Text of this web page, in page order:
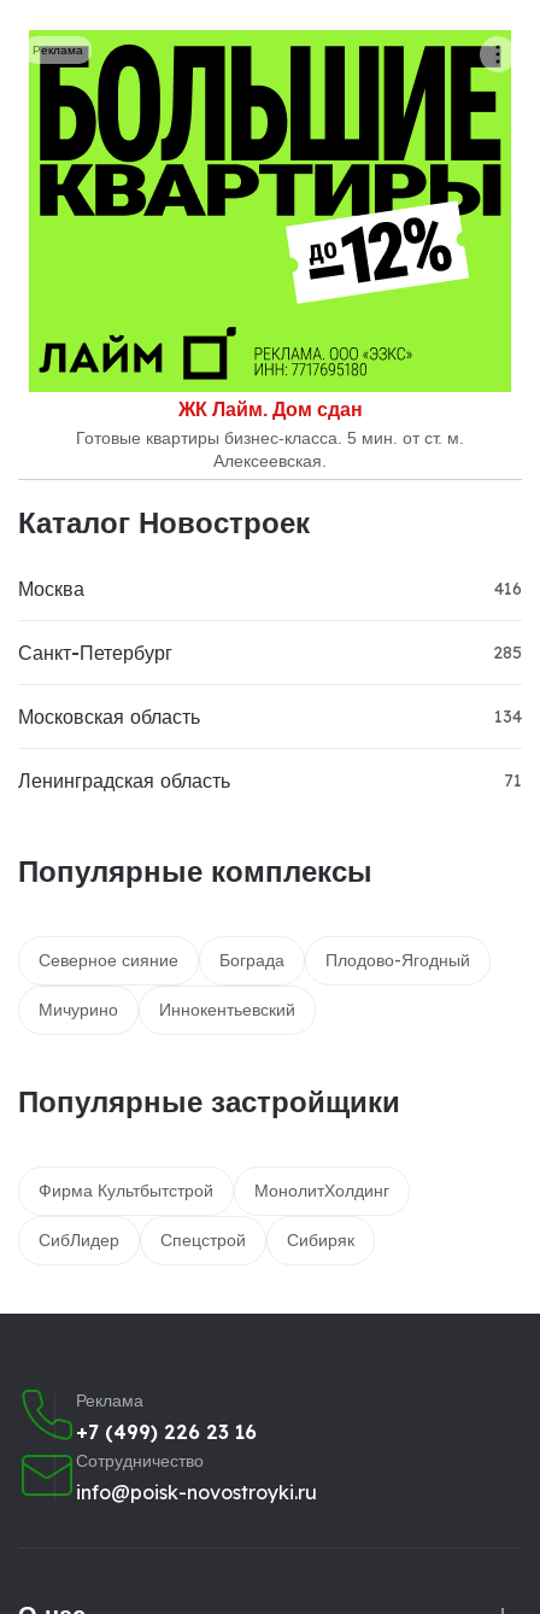
ЖК Лайм. Дом сдан
Готовые квартиры бизнес-класса. 5 мин. от ст. м.
Алексеевская.
Реклама
Каталог Новостроек
Москва 416
Санкт-Петербург 285
Московская область 134
Ленинградская область 71
Популярные комплексы
Северное сияние Бограда Плодово-Ягодный
Мичурино Иннокентьевский
Популярные застройщики
Фирма Культбытстрой МонолитХолдинг
СибЛидер Спецстрой Сибиряк
Реклама
+7 (499) 226 23 16
Сотрудничество
info@poisk-novostroyki.ru